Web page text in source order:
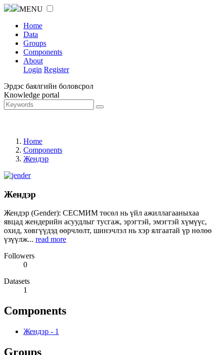
MENU
Home
Data
Groups
Components
About
Login Register
Эрдэс баялгийн боловсрол
Knowledge portal
Home
Components
Жендэр
Жендэр
Жендэр (Gender): СЕСМИМ төсөл нь үйл ажиллагааныхаа
явцад жендерийн асуудлыг тусгаж, эрэгтэй, эмэгтэй хүмүүс,
охид, хөвгүүдэд өөрчлөлт, шинэчлэл нь хэр ялгаатай үр нөлөө
үзүүлж... read more
Followers
0
Datasets
1
Components
Жендэр - 1
Groups